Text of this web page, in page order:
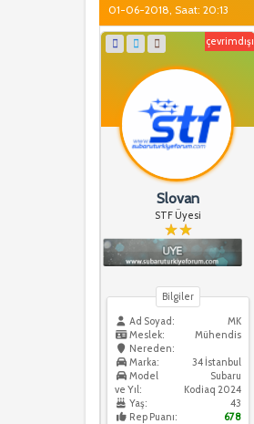
01-06-2018, Saat: 20:13
çevrimdışı
Slovan
STF Üyesi
Bilgiler
Ad Soyad:
MK
Meslek:
Mühendis
Nereden:
34 İstanbul
Marka:
Subaru
Model
ve Yıl:
Kodiaq 2024
Yaş:
43
Rep Puanı:
678